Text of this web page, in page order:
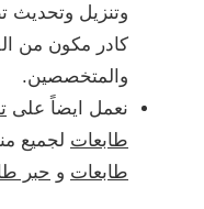
وتنزيل وتحديث
كادر مكون من
والمتخصصين.
نعمل ايضاً على
طابعات لجميع
طابعات و حبر